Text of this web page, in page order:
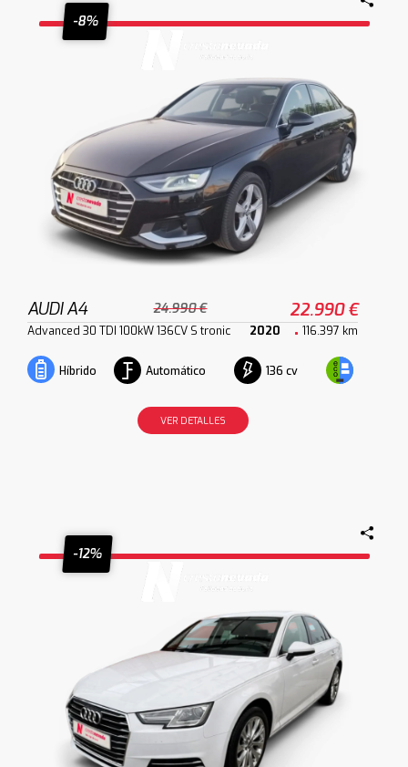
-8%
AUDI A4 24.990 € 22.990 €
Advanced 30 TDI 100kW 136CV S tronic 2020 116.397 km
Híbrido Automático 136 cv
VER DETALLES
-12%